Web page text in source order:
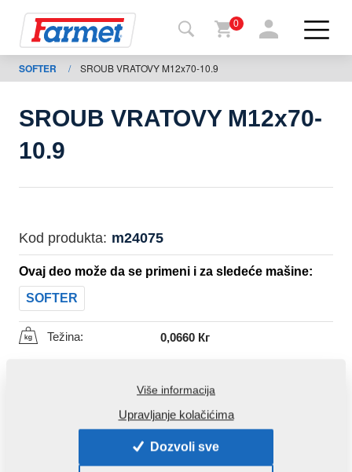
Povrat
na
Farmet
mašine
Za
preuzimanje
0
SOFTER / SROUB VRATOVY M12x70-10.9
SROUB VRATOVY M12x70-
10.9
Kod produkta: m24075
Ovaj deo može da se primeni i za sledeće mašine:
SOFTER
Težina: 0,0660 Кг
Više informacija
Upravljanje kolačićima
Dozvoli sve